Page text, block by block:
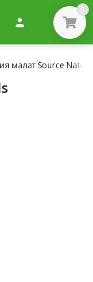
0
малат Source